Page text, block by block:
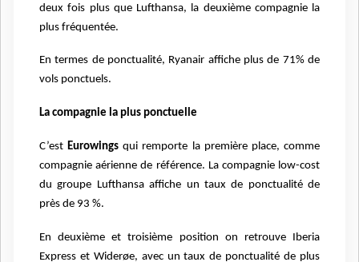
deux fois plus que Lufthansa, la deuxième compagnie la
plus fréquentée.
En termes de ponctualité, Ryanair affiche plus de 71% de
vols ponctuels.
La compagnie la plus ponctuelle
C’estEurowings qui remporte la première place, comme
compagnie aérienne de référence. La compagnie low-cost
du groupe Lufthansa affiche un taux de ponctualité de
près de 93 %.
En deuxième et troisième position on retrouve Iberia
Express et Widerøe, avec un taux de ponctualité de plus